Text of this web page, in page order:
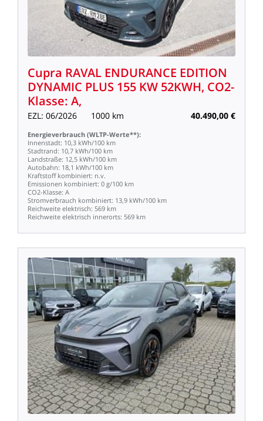
Cupra RAVAL ENDURANCE EDITION
DYNAMIC PLUS 155 KW 52KWH, CO2-
Klasse: A,
EZL: 06/2026 1000 km 40.490,00 €
Energieverbrauch (WLTP-Werte**):
Innenstadt: 10,3 kWh/100 km
Stadtrand: 10,7 kWh/100 km
Landstraße: 12,5 kWh/100 km
Autobahn: 18,1 kWh/100 km
Kraftstoff kombiniert: n.v.
Emissionen kombiniert: 0 g/100 km
CO2-Klasse: A
Stromverbrauch kombiniert: 13,9 kWh/100 km
Reichweite elektrisch: 569 km
Reichweite elektrisch innerorts: 569 km